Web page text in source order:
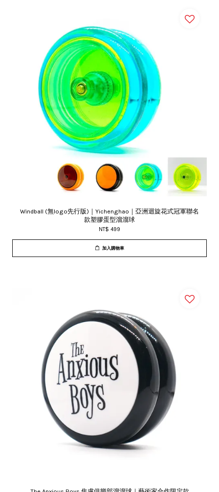
Windball (無logo先行版)｜Yichenghao｜亞洲迴旋花式冠軍聯名
款塑膠蛋型溜溜球
NT$ 499
加入購物車